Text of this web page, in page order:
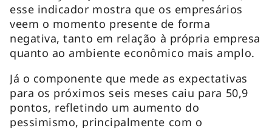
esse indicador mostra que os empresários
veem o momento presente de forma
negativa, tanto em relação à própria empresa
quanto ao ambiente econômico mais amplo.
Já o componente que mede as expectativas
para os próximos seis meses caiu para 50,9
pontos, refletindo um aumento do
pessimismo, principalmente com o